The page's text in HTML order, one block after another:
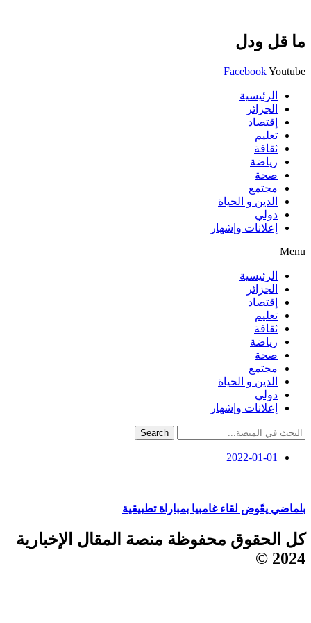
ما قل ودل
FacebookYoutube
الرئيسية
الجزائر
إقتصاد
تعليم
ثقافة
رياضة
صحة
مجتمع
الدين و الحياة
دولي
إعلانات وإشهار
Menu
الرئيسية
الجزائر
إقتصاد
تعليم
ثقافة
رياضة
صحة
مجتمع
الدين و الحياة
دولي
إعلانات وإشهار
Search
2022-01-01
بلماضي يعّوض لقاء غامبيا بمباراة تطبيقية
كل الحقوق محفوظة منصة المقال الإخبارية
2024 ©